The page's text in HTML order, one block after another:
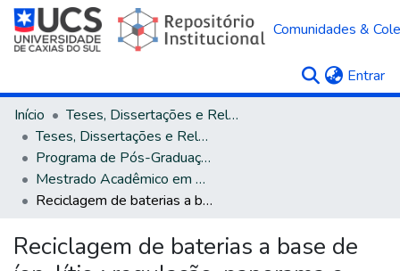
Comunidades &
Entrar
Início
Teses, Dissertações e Relatórios
Teses, Dissertações e Relatórios defendidos na UCS
Programa de Pós-Graduação em Direito
Mestrado Acadêmico em Direito
Reciclagem de baterias a base de íon-lítio : regulação, panorama e possibilidades no Brasil
Reciclagem de baterias a base de